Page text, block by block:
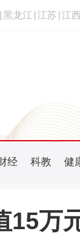
黑龙江 江苏 江西
经 科教 健
15万